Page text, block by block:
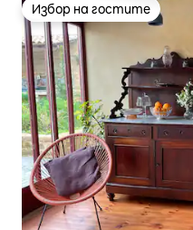
Избор на гостите
Избор на гостите